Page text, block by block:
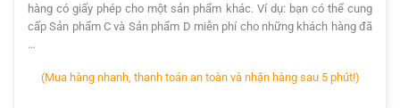
hàng có giấy phép cho một sản phẩm khác. Ví dụ: bạn có thể cung
cấp Sản phẩm C và Sản phẩm D miễn phí cho những khách hàng đã
…
(Mua hàng nhanh, thanh toán an toàn và nhận hàng sau 5 phút!)